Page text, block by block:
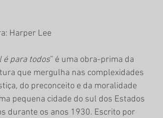
Harper Lee
é para todos” é uma obra-prima da
que mergulha nas complexidades
do preconceito e da moralidade
pequena cidade do sul dos Estados
durante os anos 1930. Escrito por